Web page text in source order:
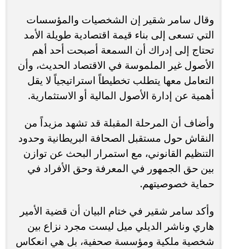
وقال سامر شقير إن الشخصيات والمؤسسات
التي تسعى إلى بناء قيمة اقتصادية طويلة الأمد
تحتاج إلى إدراك أن السمعة أصبحت أحد أهم
الأصول غير الملموسة في الاقتصاد الحديث، وأن
التعامل معها يتطلب تخطيطاً استراتيجياً لا يقل
أهمية عن إدارة الأصول المالية أو الاستثمارية.
وأضاف أن المرحلة المقبلة قد تشهد مزيداً من
النقاش حول مستقبل الصحافة البريطانية وحدود
التنظيم القانوني، مع استمرار البحث عن توازن
بين حق الجمهور في المعرفة وحق الأفراد في
حماية خصوصيتهم.
وأكد سامر شقير في ختام البيان أن قضية الأمير
هاري وناشر الديلي ميل ليست مجرد نزاع بين
شخصية ملكية ومؤسسة صحفية، بل هي انعكاس